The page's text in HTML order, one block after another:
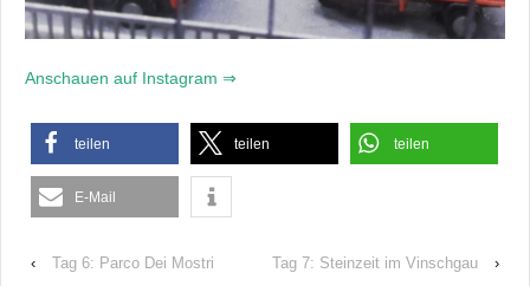
Anschauen auf Instagram ⇒
teilen teilen teilen
E-Mail
‹ Tag 6: Parco Dei Mostri Tag 7: Steinzeit im Vinschgau ›